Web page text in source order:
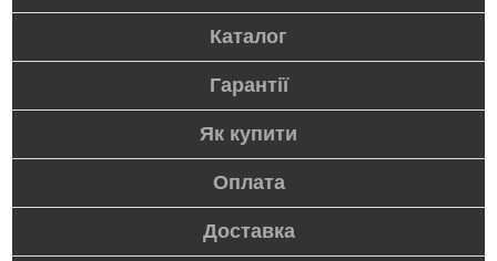
Каталог
Гарантії
Як купити
Оплата
Доставка